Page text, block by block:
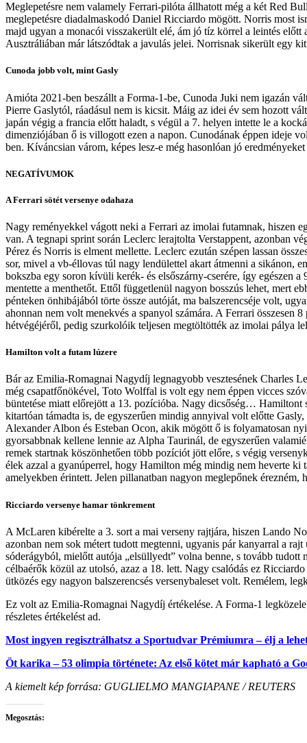
Meglepetésre nem valamely Ferrari-pilóta állhatott még a két Red
meglepetésre diadalmaskodó Daniel Ricciardo mögött. Norris most
majd ugyan a monacói visszakerült elé, ám jó tíz körrel a leintés
Ausztráliában már látszódtak a javulás jelei. Norrisnak sikerült egy
Cunoda jobb volt, mint Gasly
Amióta 2021-ben beszállt a Forma-1-be, Cunoda Juki nem igazán
Pierre Gaslytól, ráadásul nem is kicsit. Máig az idei év sem hozott
japán végig a francia előtt haladt, s végül a 7. helyen intette le a
dimenziójában ő is villogott ezen a napon. Cunodának éppen ideje
ben. Kíváncsian várom, képes lesz-e még hasonlóan jó
NEGATÍVUMOK
A Ferrari sötét versenye odahaza
Nagy reményekkel vágott neki a Ferrari az imolai futamnak, hiszen
van. A tegnapi sprint során Leclerc lerajtolta Verstappent, azonban
Pérez és Norris is elment mellette. Leclerc ezután szépen lassan
sor, mivel a vb-éllovas túl nagy lendülettel akart átmenni a sikánon,
bokszba egy soron kívüli kerék- és elsőszárny-cserére, így egészen
mentette a menthetőt. Ettől függetlenül nagyon bosszús lehet, mert
pénteken önhibájából törte össze autóját, ma balszerencséje volt,
ahonnan nem volt menekvés a spanyol számára. A Ferrari összesen
hétvégéjéről, pedig szurkolóik teljesen megtöltötték az imolai pálya
Hamilton volt a futam lúzere
Bár az Emilia-Romagnai Nagydíj legnagyobb vesztesének Charles
még csapatfőnökével, Toto Wolffal is volt egy nem éppen vicces
büntetése miatt előrejött a 13. pozícióba. Nagy dicsőség… Hamiltont
kitartóan támadta is, de egyszerűen mindig annyival volt előtte
Alexander Albon és Esteban Ocon, akik mögött ő is folyamatosan
gyorsabbnak kellene lennie az Alpha Taurinál, de egyszerűen
remek startnak köszönhetően több pozíciót jött előre, s végig
élek azzal a gyanúperrel, hogy Hamilton még mindig nem heverte ki
amelyekben érintett. Jelen pillanatban nagyon meglepőnek
Ricciardo versenye hamar tönkrement
A McLaren kibérelte a 3. sort a mai verseny rajtjára, hiszen Lando
azonban nem sok métert tudott megtenni, ugyanis pár kanyarral a
sóderágyból, mielőtt autója „elsüllyedt” volna benne, s tovább
célbaérők közül az utolsó, azaz a 18. lett. Nagy csalódás ez
ütközés egy nagyon balszerencsés versenybaleset volt. Remélem,
Ez volt az Emilia-Romagnai Nagydíj értékelése. A Forma-1
részletes értékelést ad.
Most ingyen regisztrálhatsz a Sportudvar Prémiumra – élj a
Öt karika – 53 olimpia története: Az első kötet már kapható a
A kiemelt kép forrása: GUGLIELMO MANGIAPANE / REUTERS
Megosztás: